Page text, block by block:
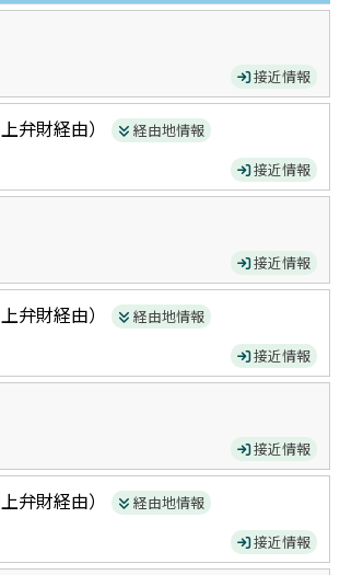
接近情報
弁財経由） 経由地情報
接近情報
接近情報
弁財経由） 経由地情報
接近情報
接近情報
弁財経由） 経由地情報
接近情報